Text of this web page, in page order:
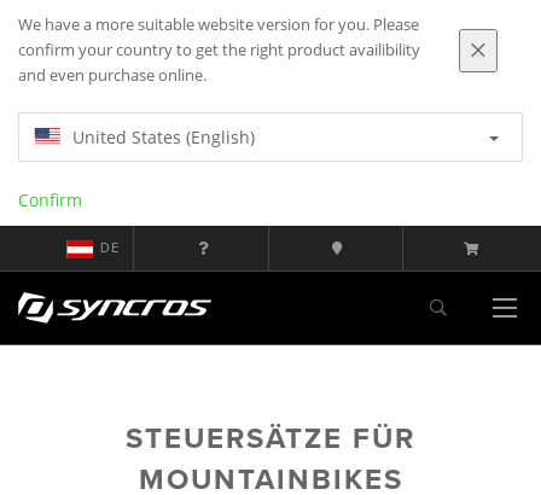
We have a more suitable website version for you. Please
confirm your country to get the right product availibility
and even purchase online.
United States (English)
Confirm
DE
STEUERSÄTZE FÜR
MOUNTAINBIKES